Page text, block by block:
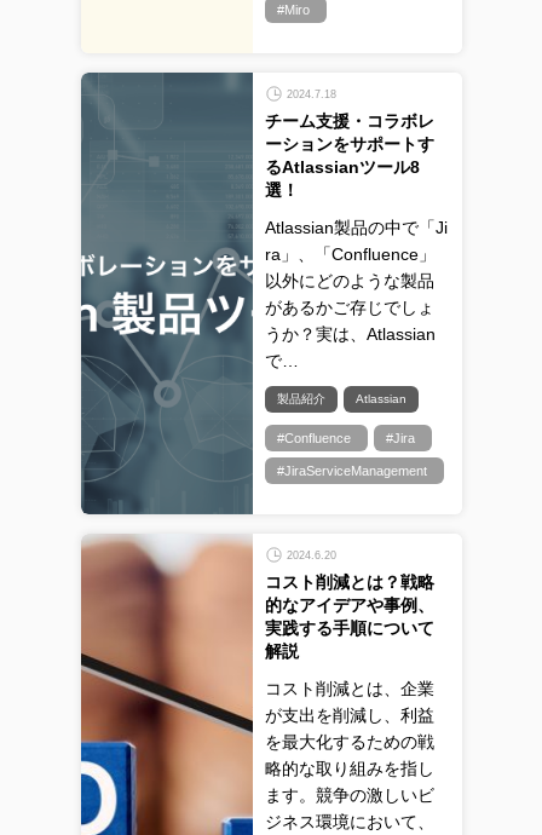
#Miro
2024.7.18
チーム支援・コラボレ
ーションをサポートす
るAtlassianツール8
選！
Atlassian製品の中で「Ji
ra」、「Confluence」
以外にどのような製品
があるかご存じでしょ
うか？実は、Atlassian
で…
製品紹介 Atlassian
#Confluence #Jira
#JiraServiceManagement
2024.6.20
コスト削減とは？戦略
的なアイデアや事例、
実践する手順について
解説
コスト削減とは、企業
が支出を削減し、利益
を最大化するための戦
略的な取り組みを指し
ます。競争の激しいビ
ジネス環境において、